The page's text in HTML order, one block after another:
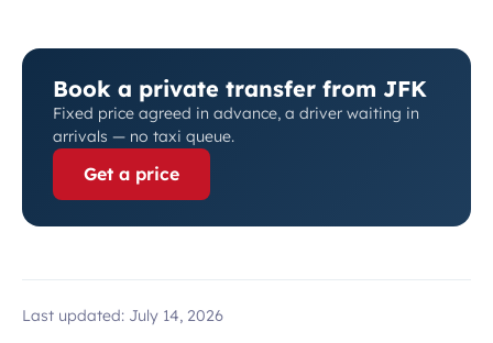
Book a private transfer from JFK
Fixed price agreed in advance, a driver waiting in
arrivals — no taxi queue.
Get a price
Last updated: July 14, 2026